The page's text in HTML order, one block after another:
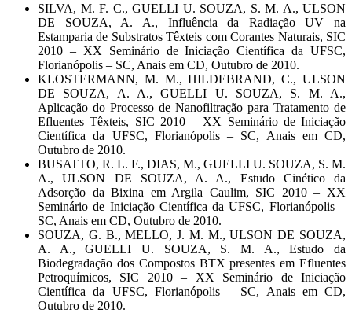
SILVA, M. F. C., GUELLI U. SOUZA, S. M. A., ULSON
DE SOUZA, A. A., Influência da Radiação UV na
Estamparia de Substratos Têxteis com Corantes Naturais, SIC
2010 – XX Seminário de Iniciação Científica da UFSC,
Florianópolis – SC, Anais em CD, Outubro de 2010.
KLOSTERMANN, M. M., HILDEBRAND, C., ULSON
DE SOUZA, A. A., GUELLI U. SOUZA, S. M. A.,
Aplicação do Processo de Nanofiltração para Tratamento de
Efluentes Têxteis, SIC 2010 – XX Seminário de Iniciação
Científica da UFSC, Florianópolis – SC, Anais em CD,
Outubro de 2010.
BUSATTO, R. L. F., DIAS, M., GUELLI U. SOUZA, S. M.
A., ULSON DE SOUZA, A. A., Estudo Cinético da
Adsorção da Bixina em Argila Caulim, SIC 2010 – XX
Seminário de Iniciação Científica da UFSC, Florianópolis –
SC, Anais em CD, Outubro de 2010.
SOUZA, G. B., MELLO, J. M. M., ULSON DE SOUZA,
A. A., GUELLI U. SOUZA, S. M. A., Estudo da
Biodegradação dos Compostos BTX presentes em Efluentes
Petroquímicos, SIC 2010 – XX Seminário de Iniciação
Científica da UFSC, Florianópolis – SC, Anais em CD,
Outubro de 2010.